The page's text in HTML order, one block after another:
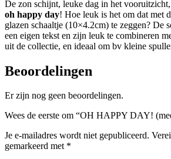
De zon schijnt, leuke dag in het
oh happy day! Hoe leuk is het om dat met
glazen schaaltje (10×4.2cm) te zeggen? De
een eigen tekst en zijn leuk te combineren
uit de collectie, en ideaal om bv kleine
Beoordelingen
Er zijn nog geen beoordelingen.
Wees de eerste om “OH HAPPY DAY!
Je e-mailadres wordt niet gepubliceerd.
gemarkeerd met *